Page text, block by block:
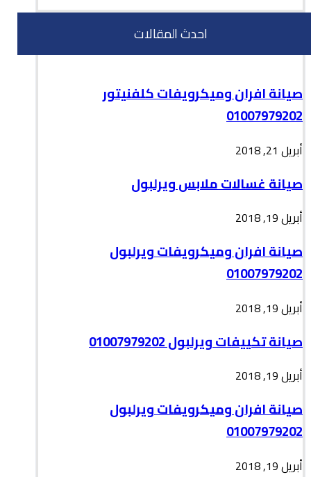
احدث المقالات
صيانة افران وميكرويفات كلفنيتور
01007979202
أبريل 21, 2018
صيانة غسالات ملابس ويرلبول
أبريل 19, 2018
صيانة افران وميكرويفات ويرلبول
01007979202
أبريل 19, 2018
صيانة تكييفات ويرلبول 01007979202
أبريل 19, 2018
صيانة افران وميكرويفات ويرلبول
01007979202
أبريل 19, 2018